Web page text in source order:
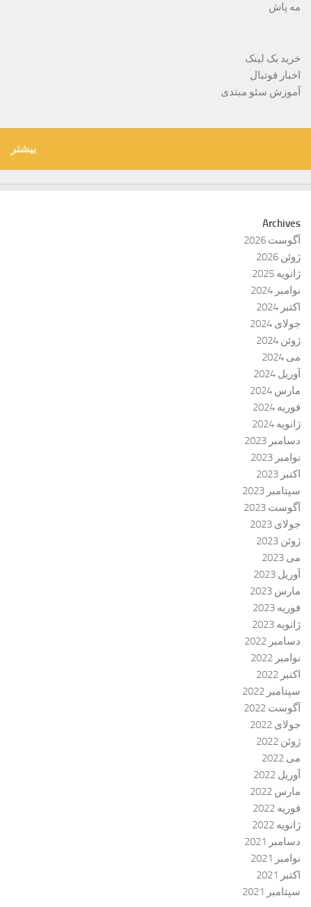
مه پاش
خرید بک لینک
اخبار فوتبال
آموزش سئو مبتدی
بیشتر
Archives
آگوست 2026
ژوئن 2026
ژانویه 2025
نوامبر 2024
اکتبر 2024
جولای 2024
ژوئن 2024
می 2024
آوریل 2024
مارس 2024
فوریه 2024
ژانویه 2024
دسامبر 2023
نوامبر 2023
اکتبر 2023
سپتامبر 2023
آگوست 2023
جولای 2023
ژوئن 2023
می 2023
آوریل 2023
مارس 2023
فوریه 2023
ژانویه 2023
دسامبر 2022
نوامبر 2022
اکتبر 2022
سپتامبر 2022
آگوست 2022
جولای 2022
ژوئن 2022
می 2022
آوریل 2022
مارس 2022
فوریه 2022
ژانویه 2022
دسامبر 2021
نوامبر 2021
اکتبر 2021
سپتامبر 2021